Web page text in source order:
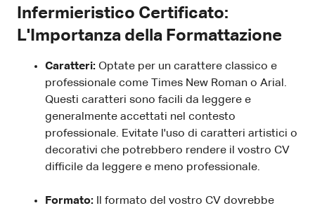
Infermieristico Certificato:
L'Importanza della Formattazione
Caratteri: Optate per un carattere classico e
professionale come Times New Roman o Arial.
Questi caratteri sono facili da leggere e
generalmente accettati nel contesto
professionale. Evitate l'uso di caratteri artistici o
decorativi che potrebbero rendere il vostro CV
difficile da leggere e meno professionale.
Formato:
Il formato del vostro CV dovrebbe